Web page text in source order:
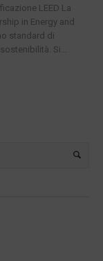
LEED La
in Energy and
standard di
Si...